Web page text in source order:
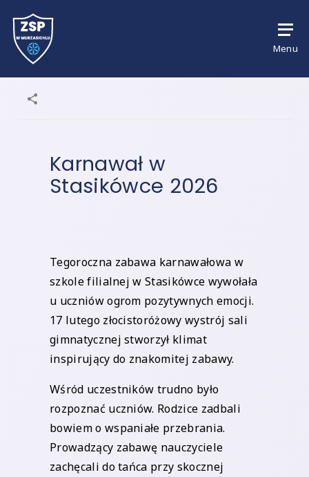
Menu
Karnawał w
Stasikówce 2026
Tegoroczna zabawa karnawałowa w
szkole filialnej w Stasikówce wywołała
u uczniów ogrom pozytywnych emocji.
17 lutego złocistoróżowy wystrój sali
gimnatycznej stworzył klimat
inspirujący do znakomitej zabawy.
Wśród uczestników trudno było
rozpoznać uczniów. Rodzice zadbali
bowiem o wspaniałe przebrania.
Prowadzący zabawę nauczyciele
zachęcali do tańca przy skocznej